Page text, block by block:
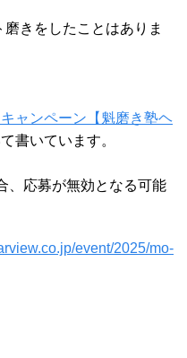
きをしたことはありま
ャンペーン【魁磨き塾ヘ
書いています。
、応募が無効となる可能
event/2025/mo-